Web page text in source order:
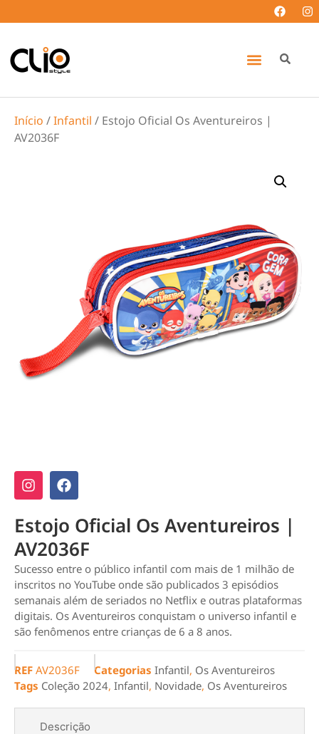
Início /Infantil / Estojo Oficial Os Aventureiros |
AV2036F
Estojo Oficial Os Aventureiros |
AV2036F
Sucesso entre o público infantil com mais de 1 milhão de
inscritos no YouTube onde são publicados 3 episódios
semanais além de seriados no Netflix e outras plataformas
digitais. Os Aventureiros conquistam o universo infantil e
são fenômenos entre crianças de 6 a 8 anos.
REF AV2036F Categorias Infantil, Os Aventureiros
Tags Coleção 2024, Infantil, Novidade, Os Aventureiros
Descrição